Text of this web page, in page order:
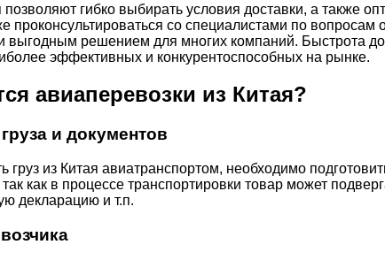
гибко выбирать условия доставки, а также
проконсультироваться со специалистами по вопросам
решением для многих компаний. Быстрота
эффективных и конкурентоспособных на рынке.
авиаперевозки из Китая?
и документов
груз из Китая авиатранспортом, необходимо
как в процессе транспортировки товар может
декларацию и т.п.